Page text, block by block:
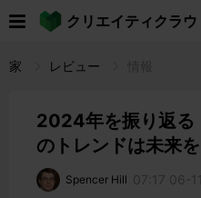
クリエイティクラウ
家 レビュー
2024年を振り返る
のトレンドは未来
Spencer Hill 07:17 06-